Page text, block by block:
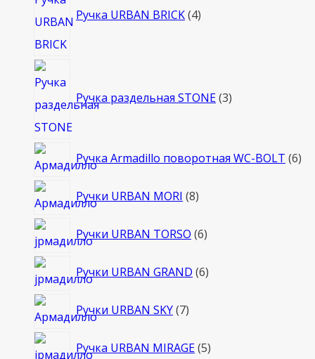
Ручка URBAN BRICK 4товара
Ручка раздельная STONE 3товара
Ручка Armadillo поворотная WC-BOLT 66
Ручки URBAN MORI 88
Ручки URBAN TORSO 66
Ручки URBAN GRAND 66
Ручки URBAN SKY 77
Ручка URBAN MIRAGE 55